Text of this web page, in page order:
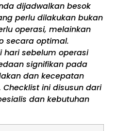
dijadwalkan besok
perlu dilakukan bukan
operasi, melainkan
secara optimal.
hari sebelum operasi
signifikan pada
dan kecepatan
ini disusun dari
dan kebutuhan